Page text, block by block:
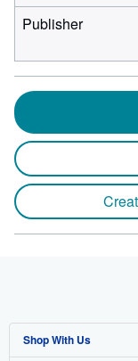
Publisher
Shop With Us